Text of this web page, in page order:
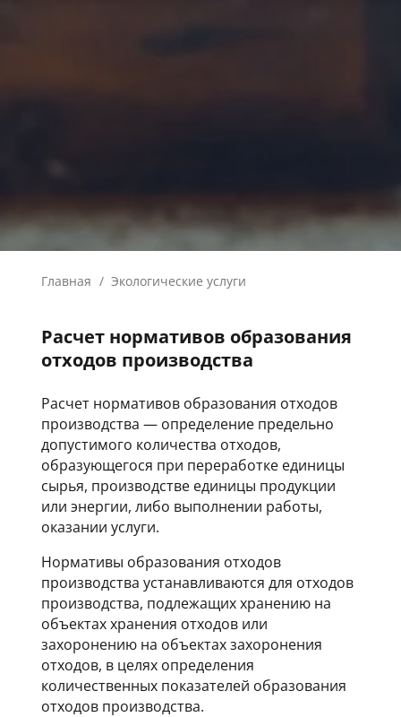
Главная / Экологические услуги
Расчет нормативов образования
отходов производства
Расчет нормативов образования отходов
производства — определение предельно
допустимого количества отходов,
образующегося при переработке единицы
сырья, производстве единицы продукции
или энергии, либо выполнении работы,
оказании услуги.
Нормативы образования отходов
производства устанавливаются для отходов
производства, подлежащих хранению на
объектах хранения отходов или
захоронению на объектах захоронения
отходов, в целях определения
количественных показателей образования
отходов производства.